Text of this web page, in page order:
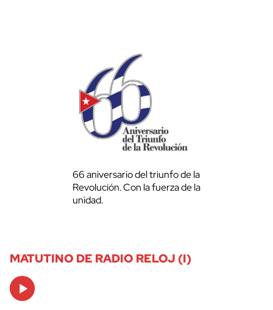
66 aniversario del triunfo de la
Revolución. Con la fuerza de la
unidad.
MATUTINO DE RADIO RELOJ (I)
Audio
Player